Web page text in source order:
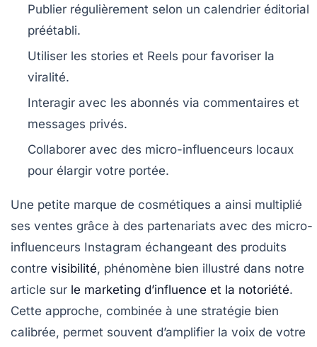
Publier régulièrement selon un calendrier éditorial
préétabli.
Utiliser les stories et Reels pour favoriser la
viralité.
Interagir avec les abonnés via commentaires et
messages privés.
Collaborer avec des micro-influenceurs locaux
pour élargir votre portée.
Une petite marque de cosmétiques a ainsi multiplié
ses ventes grâce à des partenariats avec des micro-
influenceurs Instagram échangeant des produits
contre visibilité, phénomène bien illustré dans notre
article sur le marketing d’influence et la notoriété.
Cette approche, combinée à une stratégie bien
calibrée, permet souvent d’amplifier la voix de votre